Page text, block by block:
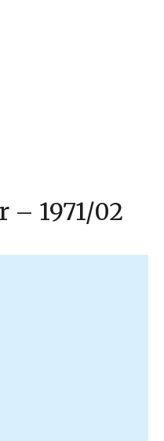
– 1971/02